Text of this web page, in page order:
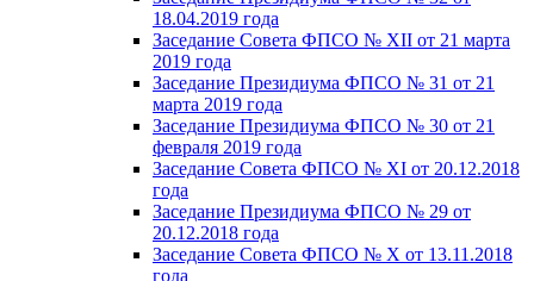
18.04.2019 года
Заседание Совета ФПСО № XII от 21 марта
2019 года
Заседание Президиума ФПСО № 31 от 21
марта 2019 года
Заседание Президиума ФПСО № 30 от 21
февраля 2019 года
Заседание Совета ФПСО № XI от 20.12.2018
года
Заседание Президиума ФПСО № 29 от
20.12.2018 года
Заседание Совета ФПСО № X от 13.11.2018
года